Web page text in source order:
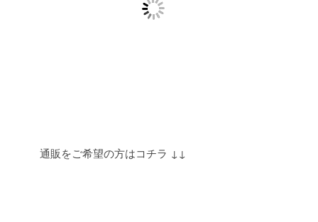
通販をご希望の方はコチラ ↓↓